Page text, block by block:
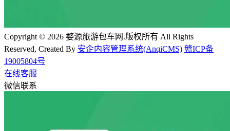
Copyright © 2026 婺源旅游包车网.版权所有 All Rights
Reserved, Created By 安企内容管理系统(AnqiCMS) 赣ICP备
19005804号
在线客服
微信联系